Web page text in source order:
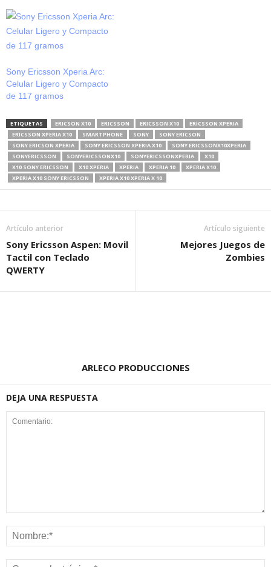
Entre ellos encontramos a: •
Sony Ericsson W900 • Sony
Ericsson Zylo • Sony
Ericsson C901 • Sony
Ericsson W950 •…
Sony Ericsson Xperia Arc:
Celular Ligero y Compacto
de 117 gramos
ETIQUETAS ERICSON X10 ERICSSON ERICSSON X10
ERICSSON XPERIA
ERICSSON XPERIA X10
SMARTPHONE SONY
SONY ERICSON
SONY ERICSON XPERIA
SONY ERICSSON XPERIA X10
SONY ERICSSONX10XPERIA
SONYERICSSON
SONYERICSSONX10 SONYERICSSONXPERIA
X10
X10 SONY ERICSSON
X10 XPERIA XPERIA XPERIA 10
XPERIA X10
XPERIA X10 SONY ERICSSON
XPERIA X10 XPERIA X 10
Artículo anterior
Sony Ericsson Aspen: Movil
Tactil con Teclado
QWERTY
Artículo siguiente
Mejores Juegos de
Zombies
ARLECO PRODUCCIONES
DEJA UNA RESPUESTA